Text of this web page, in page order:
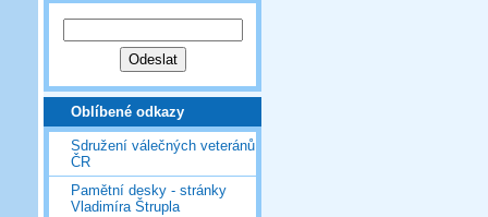
Oblíbené odkazy
Sdružení válečných veteránů
ČR
Pamětní desky - stránky
Vladimíra Štrupla